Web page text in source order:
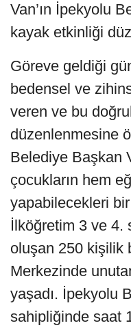
Van’ın İpekyolu
kayak etkinliği
Göreve geldiği
bedensel ve
veren ve bu
düzenlenmesine
Belediye Başkan
çocukların hem
yapabilecekleri
İlköğretim 3 ve 4.
oluşan 250 kişilik
Merkezinde
yaşadı. İpekyolu
sahipliğinde saat